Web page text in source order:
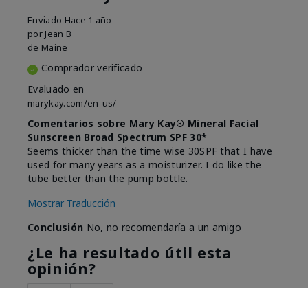
Enviado Hace 1 año
por Jean B
de Maine
Comprador verificado
Evaluado en
marykay.com/en-us/
Comentarios sobre Mary Kay® Mineral Facial
Sunscreen Broad Spectrum SPF 30*
Seems thicker than the time wise 30SPF that I have
used for many years as a moisturizer. I do like the
tube better than the pump bottle.
Mostrar Traducción
Conclusión No, no recomendaría a un amigo
¿Le ha resultado útil esta
opinión?